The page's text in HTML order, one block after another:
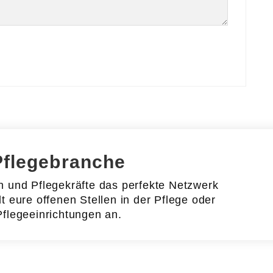
und Pflegekräfte das perfekte Netzwerk
eure offenen Stellen in der Pflege oder
an.